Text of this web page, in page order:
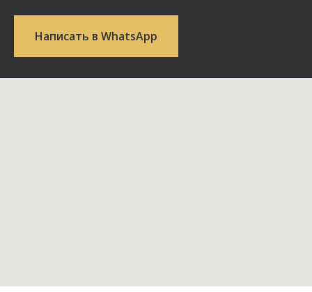
Написать в WhatsApp